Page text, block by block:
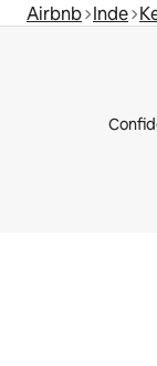
Airbnb Inde